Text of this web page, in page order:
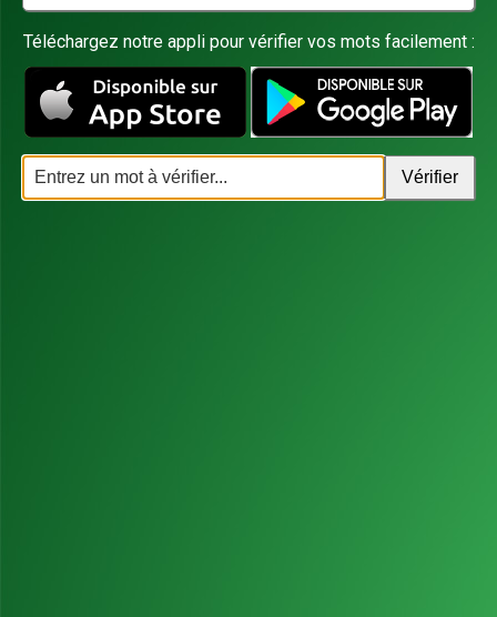
Téléchargez notre appli pour vérifier vos mots facilement :